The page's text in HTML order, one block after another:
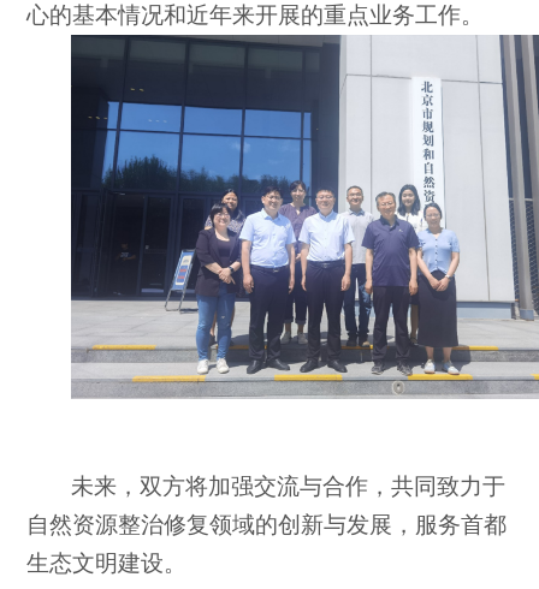
心的基本情况和近年来开展的重点业务工作。
未来，双方将加强交流与合作，共同致力于
自然资源整治修复领域的创新与发展，服务首都
生态文明建设。